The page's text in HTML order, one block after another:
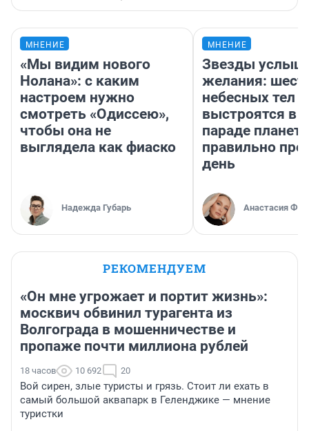
МНЕНИЕ
«Мы видим нового
Нолана»: с каким
настроем нужно
смотреть «Одиссею»,
чтобы она не
выглядела как фиаско
Надежда Губарь
МНЕНИЕ
Звезды
желания:
небесных тел
выстроятся в
параде планет
правильно
день
Анастасия
РЕКОМЕНДУЕМ
«Он мне угрожает и портит жизнь»:
москвич обвинил турагента из
Волгограда в мошенничестве и
пропаже почти миллиона рублей
18 часов 10 692 20
Вой сирен, злые туристы и грязь. Стоит ли ехать в
самый большой аквапарк в Геленджике — мнение
туристки